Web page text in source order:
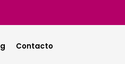
Contacto